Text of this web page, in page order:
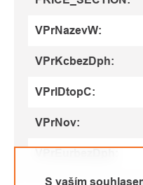
S vaším
VPrNazevW:
VPrKcbezDph:
VPrIDtopC:
VPrNov: